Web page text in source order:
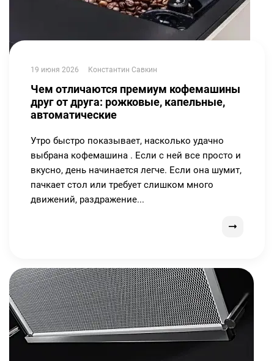
19 июня 2026 Константин Савкин
Чем отличаются премиум кофемашины
друг от друга: рожковые, капельные,
автоматические
Утро быстро показывает, насколько удачно
выбрана кофемашина . Если с ней все просто и
вкусно, день начинается легче. Если она шумит,
пачкает стол или требует слишком много
движений, раздражение...